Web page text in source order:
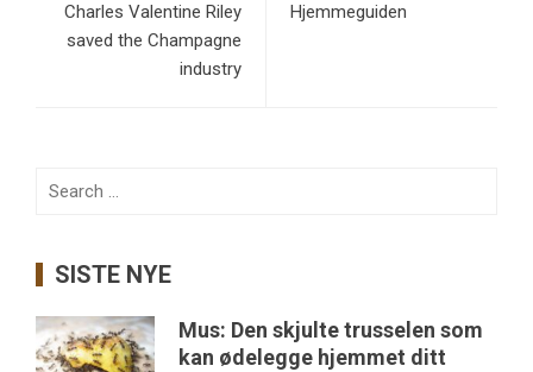
Charles Valentine Riley
saved the Champagne
industry
Hjemmeguiden
Search
SISTE NYE
Mus: Den skjulte trusselen som
kan ødelegge hjemmet ditt